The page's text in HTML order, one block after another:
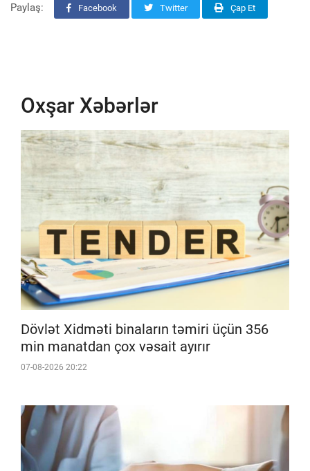
Paylaş: Facebook Twitter Çap Et
Oxşar Xəbərlər
Dövlət Xidməti binaların təmiri üçün 356
min manatdan çox vəsait ayırır
07-08-2026 20:22